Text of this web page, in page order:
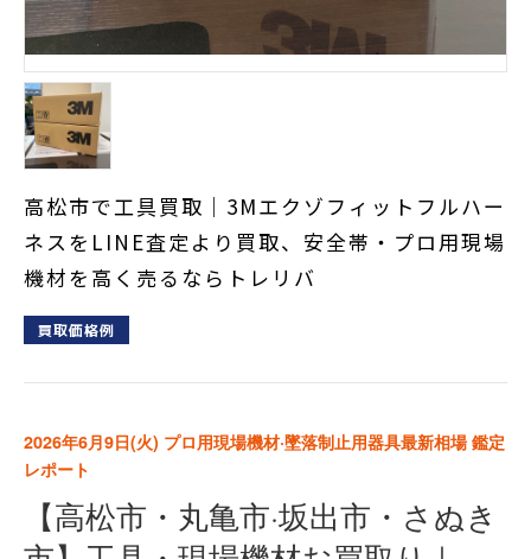
高松市で工具買取｜3Mエクゾフィットフルハー
ネスをLINE査定より買取、安全帯・プロ用現場
機材を高く売るならトレリバ
買取価格例
2026年6月9日(火) プロ用現場機材·墜落制止用器具最新相場 鑑定
レポート
【高松市・丸亀市·坂出市・さぬき